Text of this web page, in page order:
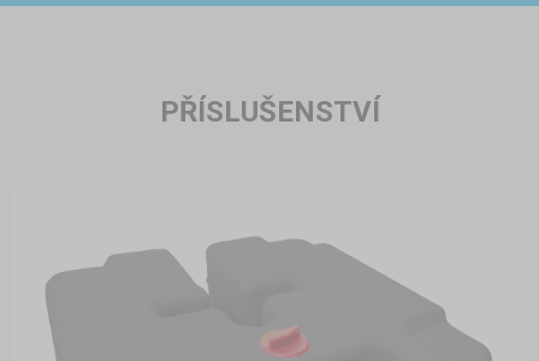
PŘÍSLUŠENSTVÍ